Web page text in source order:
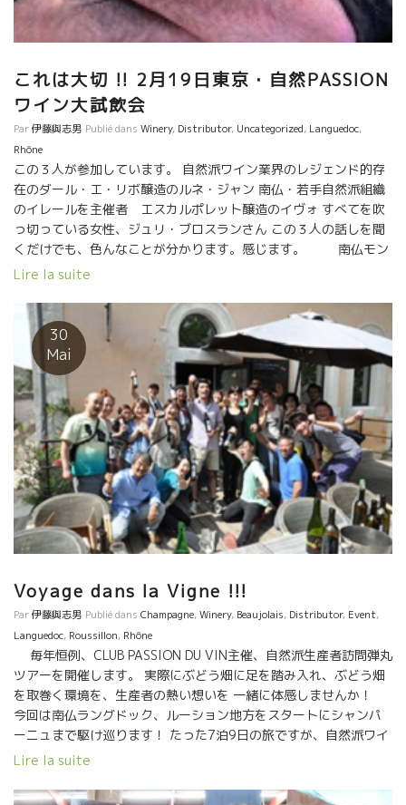
これは大切 !! 2月19日東京・自然PASSION
ワイン大試飲会
Par伊藤與志男 Publié dans Winery, Distributor, Uncategorized, Languedoc,
Rhône
この３人が参加しています。 自然派ワイン業界のレジェンド的存
在のダール・エ・リボ醸造のルネ・ジャン 南仏・若手自然派組織
のイレールを主催者 エスカルポレット醸造のイヴォ すべてを吹
っ切っている女性、ジュリ・ブロスランさん この３人の話しを聞
くだけでも、色んなことが分かります。感じます。 南仏モン
ペリエで行われた自然派ワイン試飲会、リレール試飲会に始まっ
自然派ワインのデモンストレーションが行われました。 訪問客も
世界中から訪れるようになりました。物凄い勢いで広がっていま
す。 造り手も増えて、自然派ワインも大きく進化をしています。
勿論、すべての自然派ワインが美味しいわけではありません。 日
本に輸入されているものは、選りすぐりの自然派ワイン達です。
なんと１１社のインポーターが集まり各社、選りすぐりのワイン
を揃えてあります。 自然派ワインの傾向、進化が読めます。 ★東
京 ２月１９日（火） １２：００～１７：００ 場所；ホテルモント
レイ半蔵門 １Ｆ 試飲入場料：１０００円 ★名古屋 ２月２０
（火） １２：００～１７：００ 場所：レンタルスタジオ『スタス
タ久屋』TEL:052-588-5881 名古屋市中区丸の内3-6-21
久屋鍛冶町ビルディング３Ｆ 試飲入場料：５００円
Lire la suite
30
Mai
Voyage dans la Vigne !!!
Par伊藤與志男 Publié dans Champagne,Winery, Beaujolais, Distributor, Event,
Languedoc, Roussillon, Rhône
毎年恒例、CLUB PASSION DU VIN主催、自然派生産者訪問弾丸
ツアーを開催します。 実際にぶどう畑に足を踏み入れ、ぶどう畑
を取巻く環境を、生産者の熱い想いを 一緒に体感しませんか！
今回は南仏ラングドック、ルーション地方をスタートにシャンパ
ーニュまで駆け巡ります！ たった7泊9日の旅ですが、自然派ワイ
ンへの理解がとんでもなく深まる感動のツアーです。 ご興味ある
て頂きます。 日程：2018年6月18日(月）日本出発
Lire la suite